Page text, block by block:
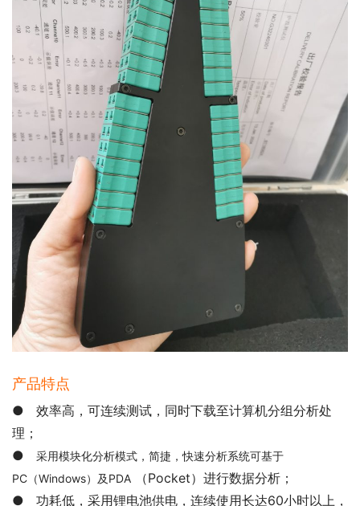
产品特点
●
效率高，可连续测试，同时下载至计算机分组分析处
理；
● 采用模块化分析模式，简捷，快速分析系统可基于
PC（Windows）及PDA （Pocket）进行数据分析；
● 功耗低，采用锂电池供电，连续使用长达60小时以上，